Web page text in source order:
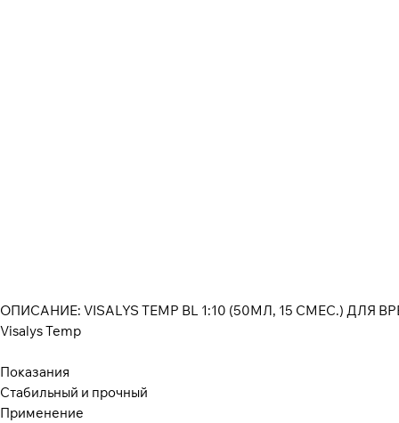
ОПИСАНИЕ: VISALYS TEMP BL 1:10 (50МЛ, 15 СМЕС.) ДЛЯ
Visalys Temp
Показания
Стабильный и прочный
Применение